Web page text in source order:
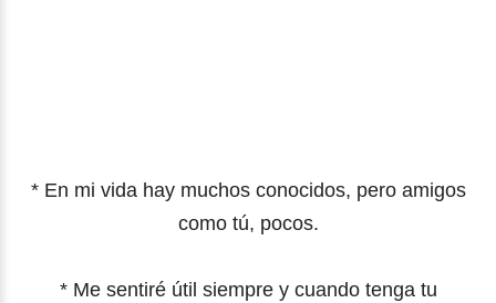
* En mi vida hay muchos conocidos, pero amigos
como tú, pocos.
* Me sentiré útil siempre y cuando tenga tu